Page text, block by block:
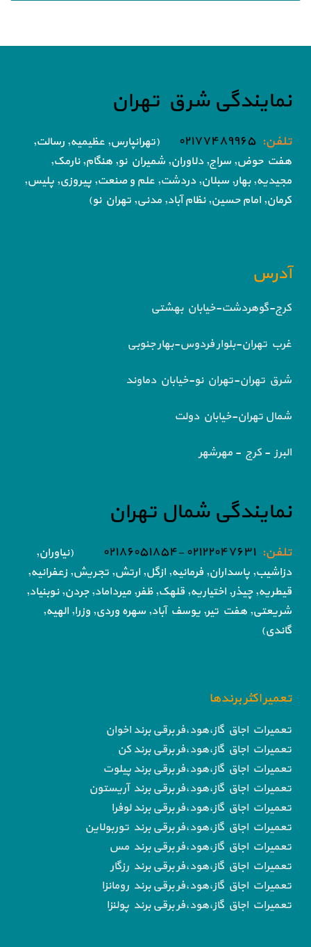
نمایندگی شرق تهران
تلفن: ۰۲۱۷۷۴۸۹۹۶۵
(تهرانپارس, عظیمیه, رسالت,
هفت حوض, سراج, دلاوران, شمیران نو, هنگام, نارمک,
مجیدیه, بهار, سبلان, دردشت, علم و صنعت, پیروزی, پلیس,
کرمان, امام حسین, نظام آباد, مدنی, تهران نو)
آدرس
کرج-گوهردشت-خیابان بهشتی
غرب تهران-بلوار فردوس-بهار جنوبی
شرق تهران-تهران نو-خیابان دماوند
شمال تهران-خیابان دولت
البرز - کرج - مهرشهر
نمایندگی شمال تهران
تلفن: ۰۲۱۲۲۰۴۷۶۳۱ -۰۲۱۸۶۰۵۱۸۵۴
(نیاوران,
دزاشیب, پاسداران, فرمانیه, ازگل, ارتش, تجریش, زعفرانیه,
قیطریه, چیذر, اختیاریه, قلهک, ظفر, میرداماد, جردن, نوبنیاد,
شریعتی, هفت تیر, یوسف آباد, سهره وردی, وزرا, الهیه,
گاندی)
تعمیر اکثر برندها
تعمیرات اجاق گاز،هود،فر برقی برند اخوان
تعمیرات اجاق گاز،هود،فر برقی برند کن
تعمیرات اجاق گاز،هود،فر برقی برند پیلوت
تعمیرات اجاق گاز،هود،فر برقی برند آریستون
تعمیرات اجاق گاز،هود،فر برقی برند لوفرا
تعمیرات اجاق گاز،هود،فر برقی برند توربولاین
تعمیرات اجاق گاز،هود،فر برقی برند مس
تعمیرات اجاق گاز،هود،فر برقی برند رزگار
تعمیرات اجاق گاز،هود،فر برقی برند رومانزا
تعمیرات اجاق گاز،هود،فر برقی برند پولنزا